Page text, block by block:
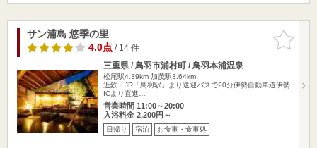
お気に入
りに追加
サン浦島 悠季の里
4.0点/ 14 件
三重県 / 鳥羽市浦村町 / 鳥羽本浦温泉
松尾駅4.39km 加茂駅3.64km
近鉄・JR「鳥羽駅」より送迎バスで20分伊勢自動車道伊勢
ICより直進…
営業時間 11:00～20:00
入浴料金 2,200円～
日帰り 宿泊 お食事・食事処